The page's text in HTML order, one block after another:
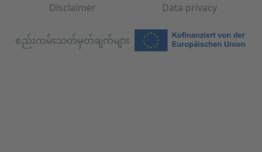
Disclaimer Data privacy
စည်းကမ်းသတ်မှတ်ချက်များ